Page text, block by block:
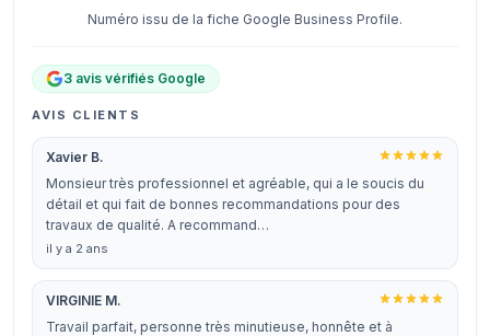
Numéro issu de la fiche Google Business Profile.
3 avis vérifiés Google
AVIS CLIENTS
Xavier B.
Monsieur très professionnel et agréable, qui a le soucis du
détail et qui fait de bonnes recommandations pour des
travaux de qualité. A recommand…
il y a 2 ans
VIRGINIE M.
Travail parfait, personne très minutieuse, honnête et à